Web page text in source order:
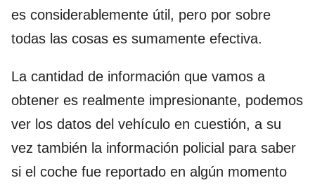
es considerablemente útil, pero por sobre
todas las cosas es sumamente efectiva.
La cantidad de información que vamos a
obtener es realmente impresionante, podemos
ver los datos del vehículo en cuestión, a su
vez también la información policial para saber
si el coche fue reportado en algún momento